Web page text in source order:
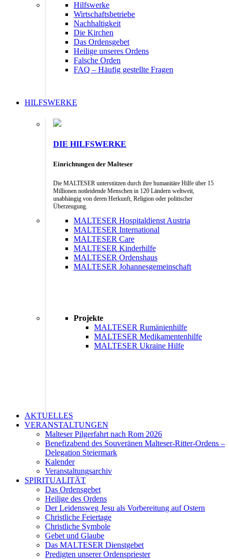
Hilfswerke
Wirtschaftsbetriebe
Nachhaltigkeit
Die Kirchen
Das Ordensgebet
Heilige unseres Ordens
Falsche Orden
FAQ – Häufig gestellte Fragen
HILFSWERKE
DIE HILFSWERKE
Einrichtungen der Malteser
Die MALTESER unterstützen durch ihre humanitäre Hilfe über 15
Millionen notleidende Menschen in 120 Ländern weltweit,
unabhängig von deren Herkunft, Religion oder politischer
Überzeugung.
MALTESER Hospitaldienst Austria
MALTESER International
MALTESER Care
MALTESER Kinderhilfe
MALTESER Ordenshaus
MALTESER Johannesgemeinschaft
Projekte
MALTESER Rumänienhilfe
MALTESER Medikamentenhilfe
MALTESER Ukraine Hilfe
AKTUELLES
VERANSTALTUNGEN
Malteser Pilgerfahrt nach Rom 2026
Benefizabend des Souveränen Malteser-Ritter-Ordens –
Delegation Steiermark
Kalender
Veranstaltungsarchiv
SPIRITUALITÄT
Das Ordensgebet
Heilige des Ordens
Der Leidensweg Jesu als Vorbereitung auf Ostern
Christliche Feiertage
Christliche Symbole
Gebet und Glaube
Das MALTESER Dienstgebet
Predigten unserer Ordenspriester